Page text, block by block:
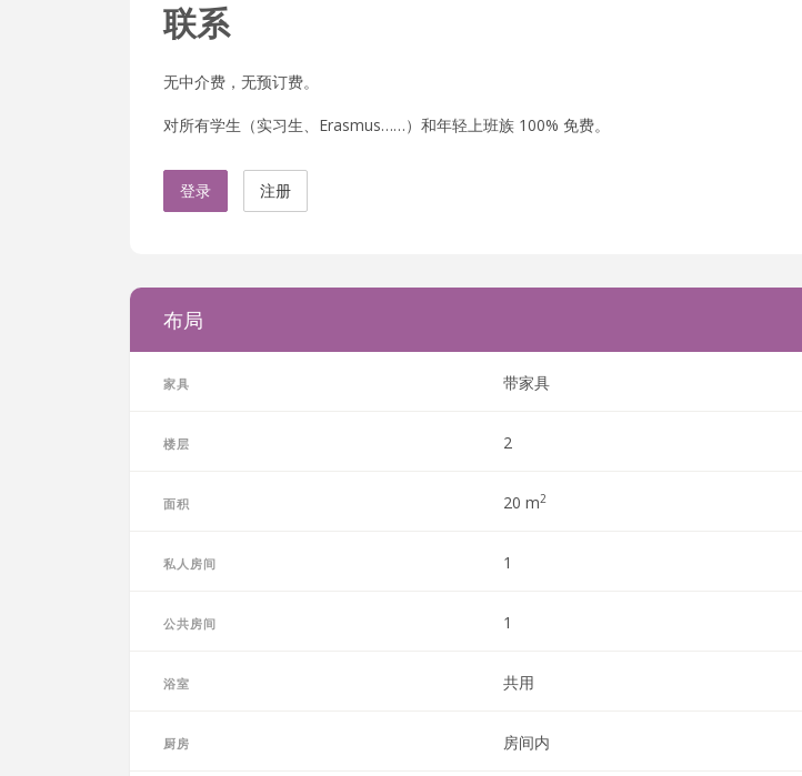
联系
无中介费，无预订费。
对所有学生（实习生、Erasmus……）和年轻上班族 100% 免费。
登录 注册
布局
家具 带家具
楼层 2
面积 20 m2
私人房间 1
公共房间 1
浴室 共用
厨房 房间内